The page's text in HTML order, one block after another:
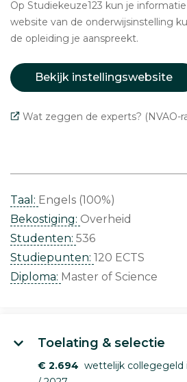
Op Studiekeuze123 kun je
website van de onderwijsinstelling
de opleiding je aanspreekt.
Bekijk instellingswebsite
Wat zeggen de experts? (NVAO-
Taal: Engels (100%)
Bekostiging: Overheid
Studenten: 536
Studiepunten: 120 ECTS
Diploma: Master of Science
Toelating & selectie
€ 2.694 wettelijk collegegeld